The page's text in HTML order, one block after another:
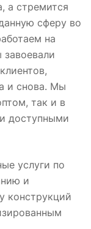
а стремится
сферу во
на
и снова. Мы
так и в
доступными
услуги по
и
конструкций